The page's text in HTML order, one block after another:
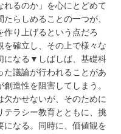
れるのか」を心にとどめて
らしめることの一つが、
作り上げるという点だろ
を確立し、その上で様々な
になる▼しばしば、基礎科
た議論が行われることがあ
造性を阻害してしまう。
かせないが、そのために
テラシー教育とともに、挑
になる。同時に、価値観を